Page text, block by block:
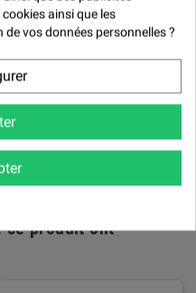
pour ce produit.
ce produit ont
ainsi que les
vos données personnelles ?